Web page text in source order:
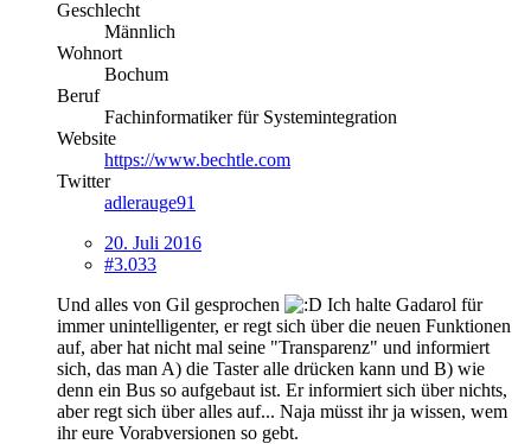
Geschlecht
Männlich
Wohnort
Bochum
Beruf
Fachinformatiker für Systemintegration
Website
https://www.bechtle.com
Twitter
adlerauge91
20. Juli 2016
#3.033
Und alles von Gil gesprochen
Ich halte Gadarol für
immer unintelligenter, er regt sich über die neuen Funktionen
auf, aber hat nicht mal seine "Transparenz" und informiert
sich, das man A) die Taster alle drücken kann und B) wie
denn ein Bus so aufgebaut ist. Er informiert sich über nichts,
aber regt sich über alles auf... Naja müsst ihr ja wissen, wem
ihr eure Vorabversionen so gebt.